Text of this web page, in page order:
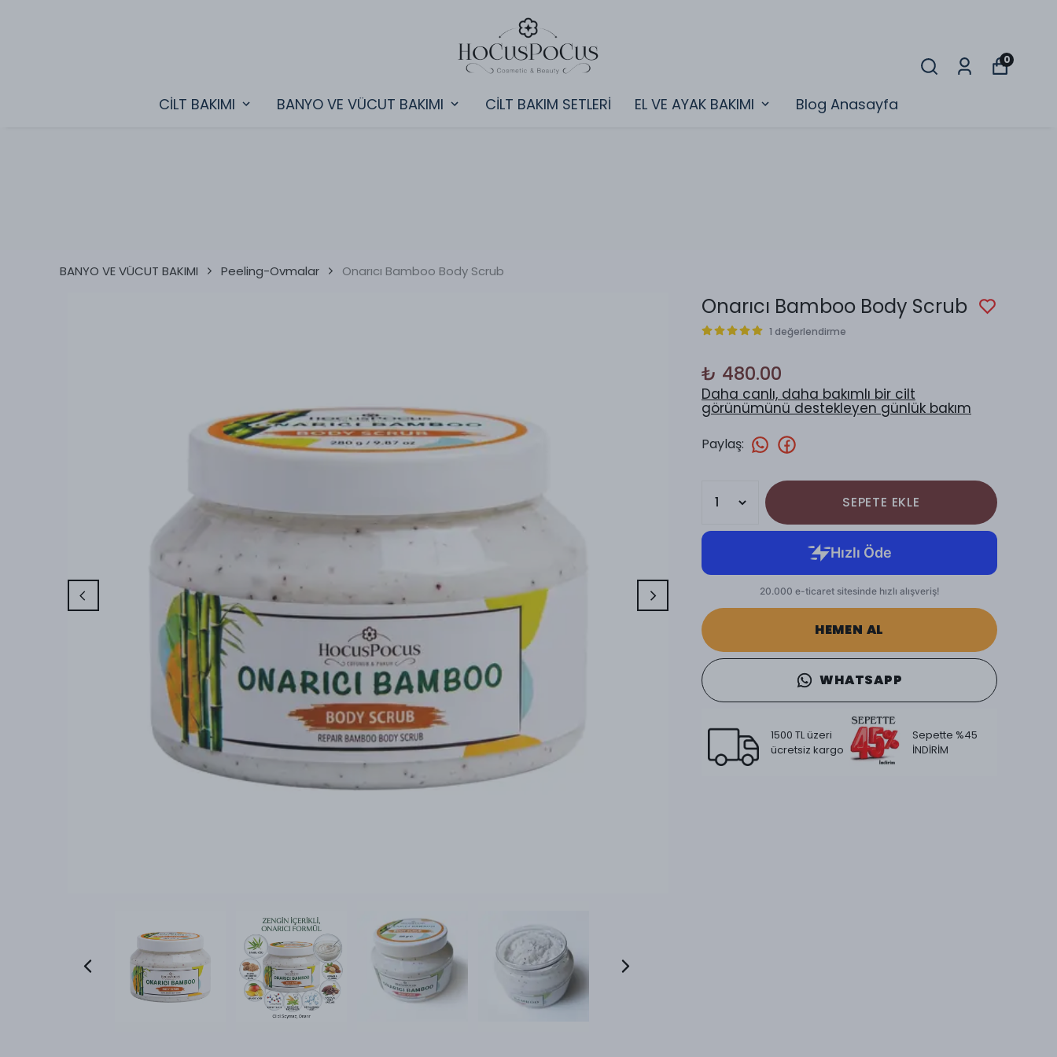
CİLT BAKIMI BANYO VE VÜCUT BAKIMI CİLT BAKIM SETLERİ EL VE AYAK BAKIMI Blog Anasayfa
0
BANYO VE VÜCUT BAKIMI Peeling-Ovmalar Onarıcı Bamboo Body Scrub
Onarıcı Bamboo Body Scrub
1 değerlendirme
₺ 480.00
Daha canlı, daha bakımlı bir cilt
görünümünü destekleyen günlük bakım
Paylaş:
SEPETE EKLE
HEMEN AL
WHATSAPP
1500 TL üzeri
ücretsiz kargo
Sepette %45
İNDİRİM